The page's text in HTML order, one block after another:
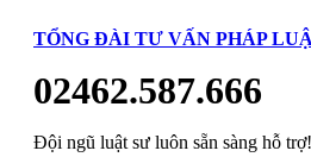
TỔNG ĐÀI TƯ VẤN PHÁP
02462.587.666
Đội ngũ luật sư luôn sẵn sàng hỗ trợ!